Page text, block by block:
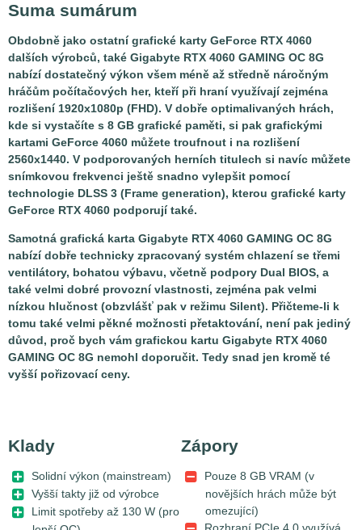
Suma sumárum
Obdobně jako ostatní grafické karty GeForce RTX 4060
dalších výrobců, také Gigabyte RTX 4060 GAMING OC 8G
nabízí dostatečný výkon všem méně až středně náročným
hráčům počítačových her, kteří při hraní využívají zejména
rozlišení 1920x1080p (FHD). V dobře optimalivaných hrách,
kde si vystačíte s 8 GB grafické paměti, si pak grafickými
kartami GeForce 4060 můžete troufnout i na rozlišení
2560x1440. V podporovaných herních titulech si navíc můžete
snímkovou frekvenci ještě snadno vylepšit pomocí
technologie DLSS 3 (Frame generation), kterou grafické karty
GeForce RTX 4060 podporují také.
Samotná grafická karta Gigabyte RTX 4060 GAMING OC 8G
nabízí dobře technicky zpracovaný systém chlazení se třemi
ventilátory, bohatou výbavu, včetně podpory Dual BIOS, a
také velmi dobré provozní vlastnosti, zejména pak velmi
nízkou hlučnost (obzvlášť pak v režimu Silent). Přičteme-li k
tomu také velmi pěkné možnosti přetaktování, není pak jediný
důvod, proč bych vám grafickou kartu Gigabyte RTX 4060
GAMING OC 8G nemohl doporučit. Tedy snad jen kromě té
vyšší pořizovací ceny.
Klady
Solidní výkon (mainstream)
Vyšší takty již od výrobce
Limit spotřeby až 130 W (pro
Zápory
Pouze 8 GB VRAM (v
novějších hrách může být
omezující)